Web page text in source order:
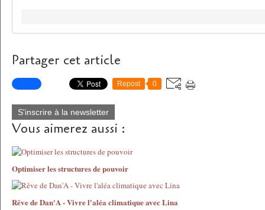
Partager cet article
Repost 0
S'inscrire à la newsletter
Vous aimerez aussi :
Optimiser les structures de pouvoir
Rêve de Dan'A - Vivre l'aléa climatique avec Lina